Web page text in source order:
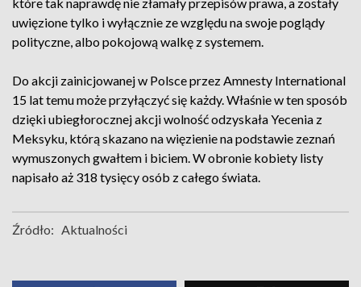
uwięzione tylko i wyłącznie ze względu na swoje poglądy
polityczne, albo pokojową walkę z systemem.
Do akcji zainicjowanej w Polsce przez Amnesty International
15 lat temu może przyłączyć się każdy. Właśnie w ten sposób
dzięki ubiegłorocznej akcji wolność odzyskała Yecenia z
Meksyku, którą skazano na więzienie na podstawie zeznań
wymuszonych gwałtem i biciem. W obronie kobiety listy
napisało aż 318 tysięcy osób z całego świata.
Źródło: Aktualności